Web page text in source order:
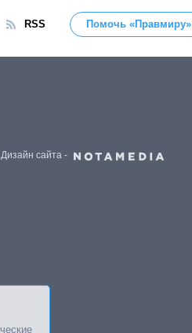
RSS Помочь «Правмиру»
Дизайн сайта -